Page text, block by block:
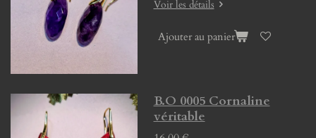
Voir les détails
Ajouter au panier
B.O 0005 Cornaline
véritable